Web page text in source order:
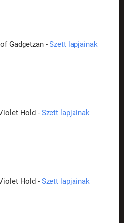
Gadgetzan - Szett lapjainak
Hold - Szett lapjainak
Hold - Szett lapjainak